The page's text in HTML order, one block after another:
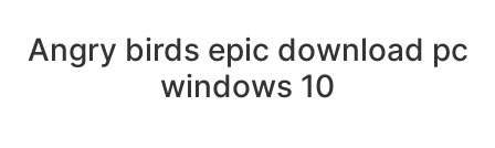
Angry birds epic download pc
windows 10